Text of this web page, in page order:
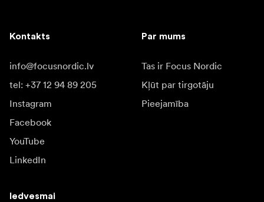
Kontakts
info@focusnordic.lv
tel: +37 12 94 89 205
Instagram
Facebook
YouTube
LinkedIn
Par mums
Tas ir Focus Nordic
Kļūt par tirgotāju
Pieejamība
Iedvesmai